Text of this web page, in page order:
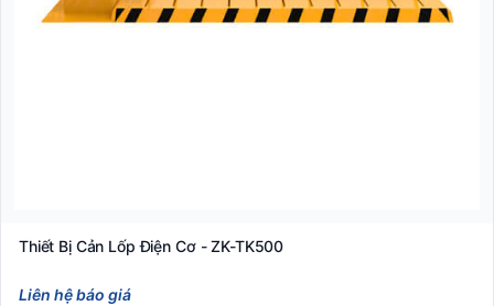
Thiết Bị Cản Lốp Điện Cơ - ZK-TK500
Liên hệ báo giá